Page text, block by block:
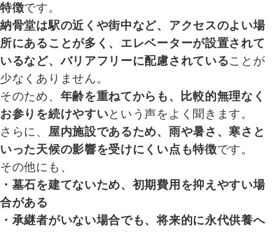
特徴です。
納骨堂は駅の近くや街中など、アクセスのよい場
所にあることが多く、エレベーターが設置されて
いるなど、バリアフリーに配慮されていることが
少なくありません。
そのため、 年齢を重ねてからも、比較的無理なく
お参りを続けやすいという声をよく聞きます。
さらに、
屋内施設であるため、雨や暑さ、寒さと
いった天候の影響を受けにくい点も特徴です。
その他にも、
・墓石を建てないため、初期費用を抑えやすい場
合がある
・承継者がいない場合でも、将来的に永代供養へ